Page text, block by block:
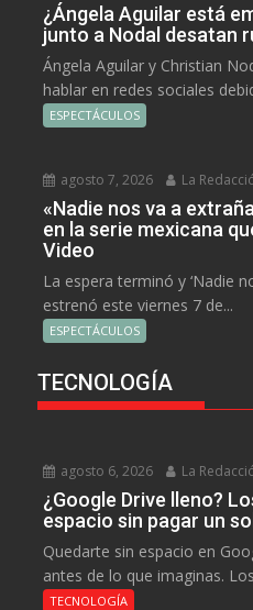
¿Ángela Aguilar está
junto a Nodal desatan
Ángela Aguilar y Christian
hablar en redes sociales
ESPECTÁCULOS
agosto 7, 2026 La
«Nadie nos va a
en la serie mexicana
Video
La espera terminó y ‘Nadie
estrenó este viernes 7 de...
ESPECTÁCULOS
TECNOLOGÍA
agosto 6, 2026 La
¿Google Drive lleno?
espacio sin pagar un
Quedarte sin espacio en
antes de lo que imaginas.
TECNOLOGÍA